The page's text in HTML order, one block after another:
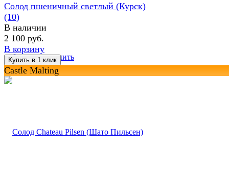
избранное сравнить
Солод пшеничный светлый (Курск)
(10)
В наличии
2 100 руб.
В корзину
Castle Malting